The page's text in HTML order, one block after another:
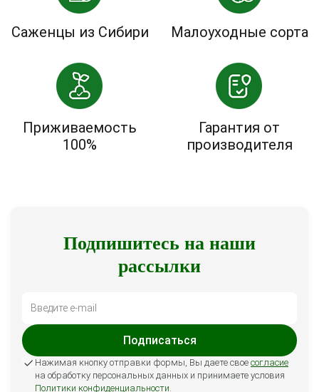
Саженцы из Сибири Малоуходные сорта
Приживаемость
100%
Гарантия от
производителя
Подпишитесь на наши
рассылки
Подписаться
Нажимая кнопку отправки формы, Вы даете свое согласие
на обработку персональных данных и принимаете условия
Политики конфиденциальности.